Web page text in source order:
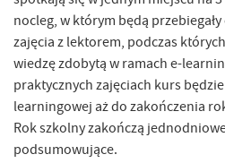
nocleg, w którym będą
zajęcia z lektorem, podczas
wiedzę zdobytą w ramach e-
praktycznych zajęciach kurs
learningowej aż do zakończenia
Rok szkolny zakończą
podsumowujące.